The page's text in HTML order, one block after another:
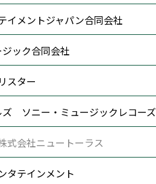
イメントジャパン合同会社
ック合同会社
スター
ソニー・ミュージックレコーズ
式会社ニュートーラス
タテインメント